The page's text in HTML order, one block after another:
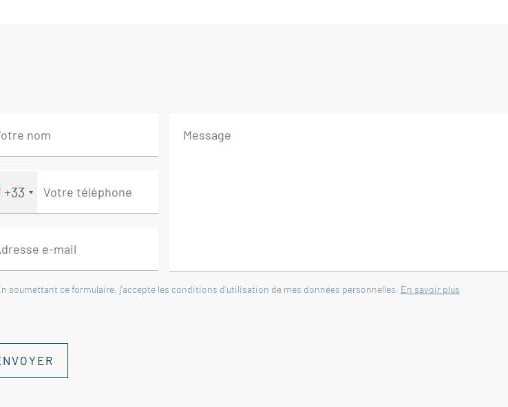
avec placard 10 m²
3,5 m²
m²
m²
+33
soumettant ce formulaire, j'accepte les conditions d'utilisation de mes données personnelles. En savoir plus